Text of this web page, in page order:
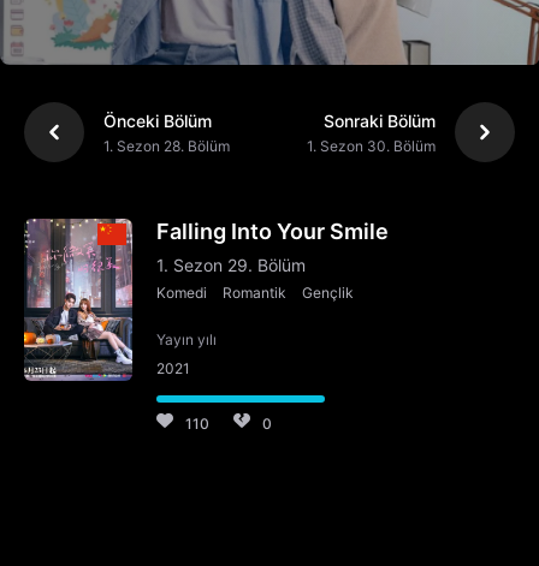
Önceki Bölüm
1. Sezon 28. Bölüm
Sonraki Bölüm
1. Sezon 30. Bölüm
Falling Into Your Smile
1. Sezon 29. Bölüm
Komedi Romantik Gençlik
Yayın yılı
2021
110 0